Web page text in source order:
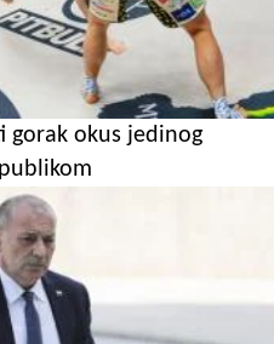
gorak okus jedinog